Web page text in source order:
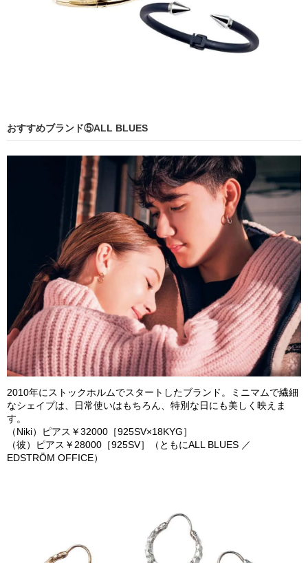
おすすめブランド⑤ALL BLUES
2010年にストックホルムでスタートしたブランド。ミニマムで繊細
なシェイプは、日常使いはもちろん、特別な日にも美しく映えま
す。
（ Niki）ピアス￥ 32000 ［925SV×18KYG ］
（彼）ピアス￥ 28000 ［925SV］（とも にALL BLUES ／
EDSTRÖM OFFICE）